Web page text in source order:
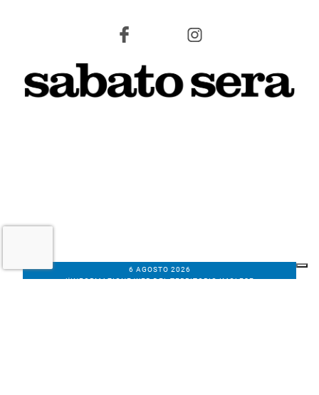
6 AGOSTO 2026
L'INFORMAZIONE WEB DEL TERRITORIO IMOLESE